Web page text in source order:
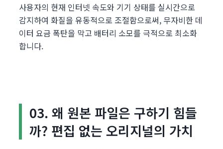
사용자의 현재 인터넷 속도와 기기 상태를 실시간으로
감지하여 화질을 유동적으로 조절함으로써, 무자비한 데
이터 요금 폭탄을 막고 배터리 소모를 극적으로 최소화
합니다.
03. 왜 원본 파일은 구하기 힘들
까? 편집 없는 오리지널의 가치